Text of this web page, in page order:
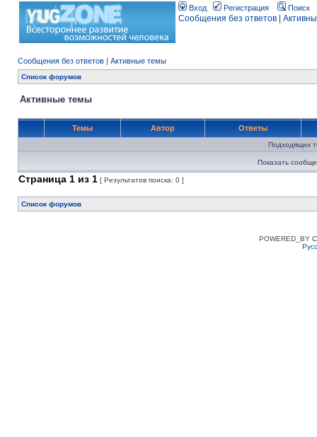
Вход Регистрация Поиск
Сообщения без ответов
Сообщения без ответов | Активные темы
Список форумов
Активные темы
Темы Автор Ответы
Подходящих
Показать
Страница 1 из 1 [ Результатов поиска: 0 ]
Список форумов
POWERED_BY